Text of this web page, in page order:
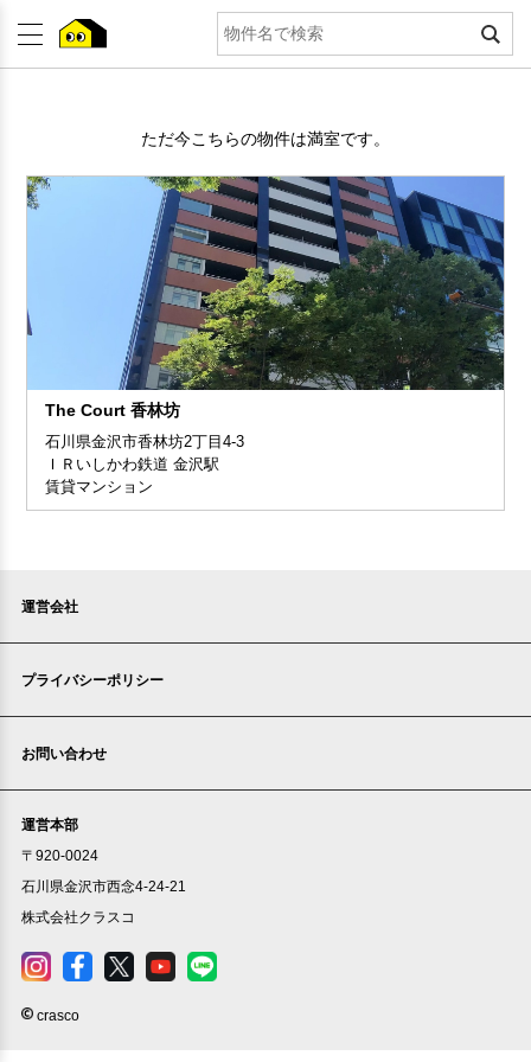
ただ今こちらの物件は満室です。
The Court 香林坊
石川県金沢市香林坊2丁目4-3
ＩＲいしかわ鉄道 金沢駅
賃貸マンション
運営会社
プライバシーポリシー
お問い合わせ
運営本部
〒920-0024
石川県金沢市西念4-24-21
株式会社クラスコ
crasco